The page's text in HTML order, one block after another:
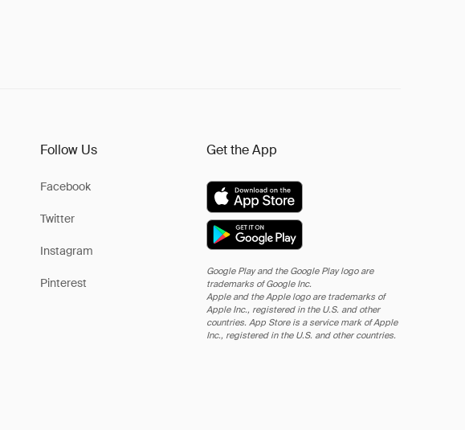
Follow Us
Facebook
Twitter
Instagram
Pinterest
Get the App
Google Play and the Google Play logo are
trademarks of Google Inc.
Apple and the Apple logo are trademarks of
Apple Inc., registered in the U.S. and other
countries. App Store is a service mark of Apple
Inc., registered in the U.S. and other countries.